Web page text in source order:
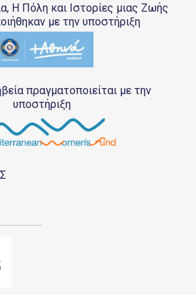
Η Πόλη και Ιστορίες μιας Ζωής
με την υποστήριξη
πραγματοποιείται με την
υποστήριξη